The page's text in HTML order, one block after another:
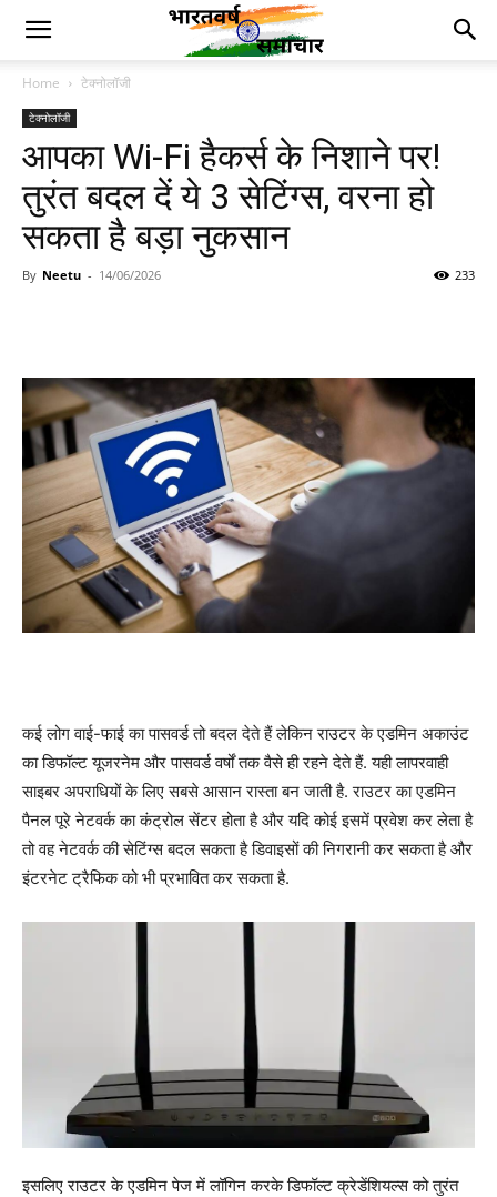
Home टेक्नोलॉजी
टेक्नोलॉजी
आपका Wi-Fi हैकर्स के निशाने पर!
तुरंत बदल दें ये 3 सेटिंग्स, वरना हो
सकता है बड़ा नुकसान
By Neetu - 14/06/2026 233
कई लोग वाई-फाई का पासवर्ड तो बदल देते हैं लेकिन राउटर के एडमिन अकाउंट
का डिफॉल्ट यूजरनेम और पासवर्ड वर्षों तक वैसे ही रहने देते हैं. यही लापरवाही
साइबर अपराधियों के लिए सबसे आसान रास्ता बन जाती है. राउटर का एडमिन
पैनल पूरे नेटवर्क का कंट्रोल सेंटर होता है और यदि कोई इसमें प्रवेश कर लेता है
तो वह नेटवर्क की सेटिंग्स बदल सकता है डिवाइसों की निगरानी कर सकता है और
इंटरनेट ट्रैफिक को भी प्रभावित कर सकता है.
इसलिए राउटर के एडमिन पेज में लॉगिन करके डिफॉल्ट क्रेडेंशियल्स को तुरंत